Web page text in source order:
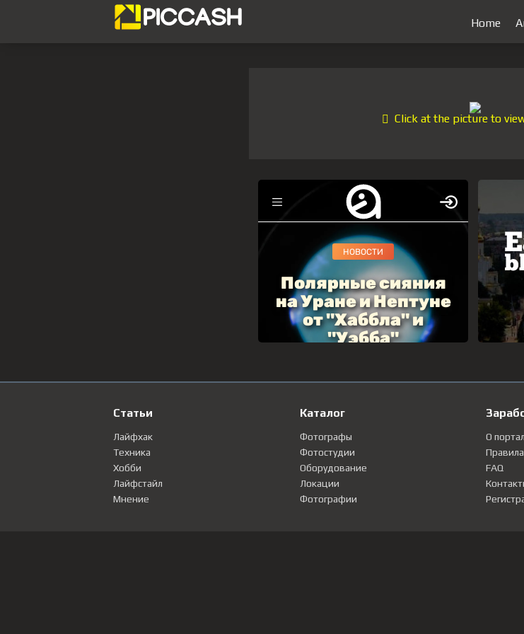
Home
Click at the picture to
Статьи
Лайфхак
Техника
Хобби
Лайфстайл
Мнение
Каталог
Фотографы
Фотостудии
Оборудование
Локации
Фотографии
О
Правила
FAQ